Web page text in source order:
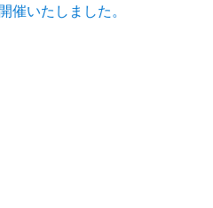
いたしました。